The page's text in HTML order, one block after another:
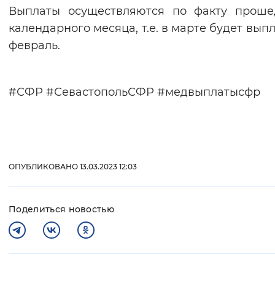
Выплаты осуществляются по факту
календарного месяца, т.е. в марте будет
февраль.
#СФР #СевастопольСФР #медвыплатысфр
ОПУБЛИКОВАНО 13.03.2023 12:03
Поделиться новостью